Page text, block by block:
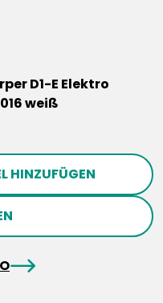
D1-E Elektro
weiß
HINZUFÜGEN
arrowRight